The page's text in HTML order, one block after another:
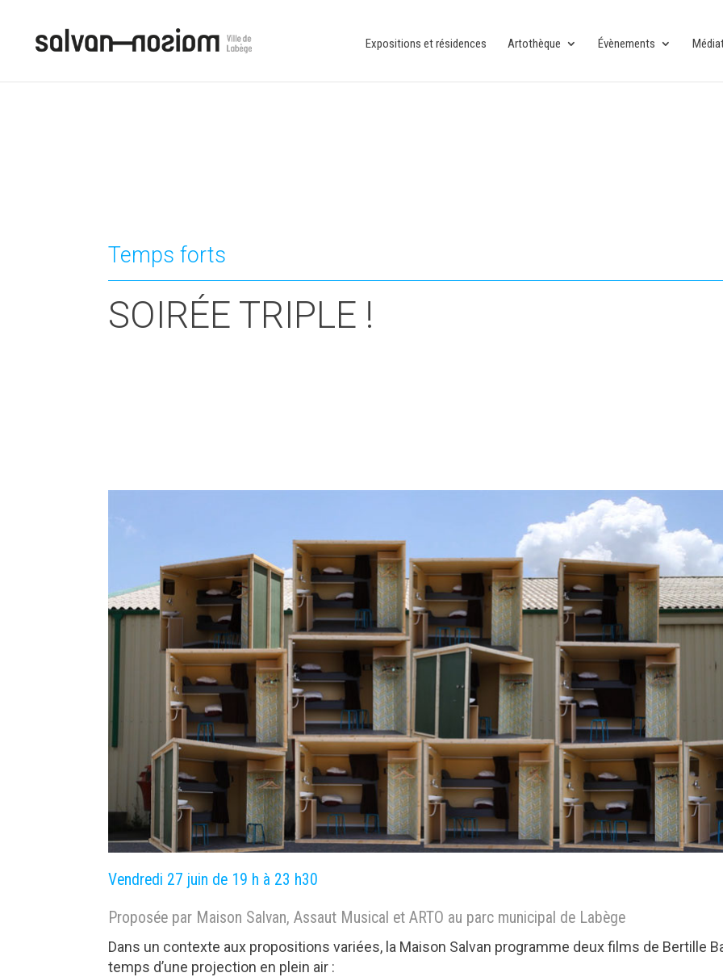
Expositions et résidences Artothèque Évènements
Temps forts
SOIRÉE TRIPLE !
Vendredi 27 juin de 19 h à 23 h30
Proposée par Maison Salvan, Assaut Musical et ARTO au parc municipal de Labège
Dans un contexte aux propositions variées, la Maison Salvan programme deux films de Bertille
temps d’une projection en plein air :